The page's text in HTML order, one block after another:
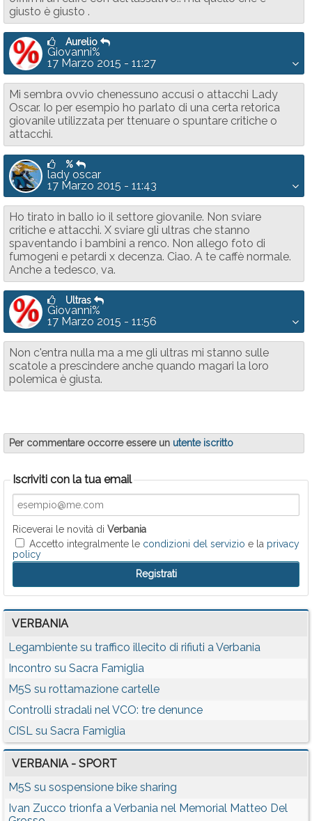
giusto è giusto .
Aurelio
Giovanni%
17 Marzo 2015 - 11:27
Mi sembra ovvio chenessuno accusi o attacchi Lady
Oscar. Io per esempio ho parlato di una certa retorica
giovanile utilizzata per ttenuare o spuntare critiche o
attacchi.
%
lady oscar
17 Marzo 2015 - 11:43
Ho tirato in ballo io il settore giovanile. Non sviare
critiche e attacchi. X sviare gli ultras che stanno
spaventando i bambini a renco. Non allego foto di
fumogeni e petardi x decenza. Ciao. A te caffè normale.
Anche a tedesco, va.
Ultras
Giovanni%
17 Marzo 2015 - 11:56
Non c'entra nulla ma a me gli ultras mi stanno sulle
scatole a prescindere anche quando magari la loro
polemica è giusta.
Per commentare occorre essere un utente iscritto
Iscriviti con la tua email
Riceverai le novità di Verbania
Accetto integralmente le condizioni del servizio e la privacy
policy
VERBANIA
Legambiente su traffico illecito di rifiuti a Verbania
Incontro su Sacra Famiglia
M5S su rottamazione cartelle
Controlli stradali nel VCO: tre denunce
CISL su Sacra Famiglia
VERBANIA - SPORT
M5S su sospensione bike sharing
Ivan Zucco trionfa a Verbania nel Memorial Matteo Del